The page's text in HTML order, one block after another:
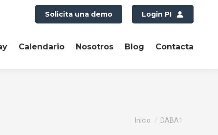
Solicita una demo Login PI
Calendario Nosotros Blog Contacta
Estás aquí:
Inicio DABA1